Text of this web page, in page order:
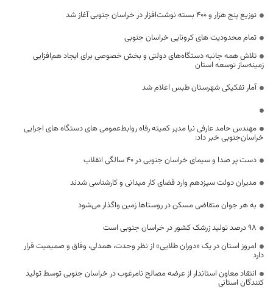
توزیع پنج هزار و ۴۰۰ بسته نوشت‌افزار در خراسان جنوبی آغاز شد
تمام محدودیت های کرونایی خراسان جنوبی
تلاش همه جانبه دستگاه‌های دولتی و بخش خصوصی برای ایجاد هم‌افزایی
زمینه‌ساز توسعه‌ استان
آمار تفکیکی شهرستان طبس اعلام شد
مهندس حامد عارفی نیا مدیر کمیته رفاه روابط‌عمومی های دستگاه های اجرایی
خراسان‌جنوبی خبر داد:
دست پر صدا و سیمای خراسان جنوبی در 40 سالگی انقلاب
مدیران دولت سیزدهم وارد فضای کار میدانی و کارشناسی شدند
به هر جوان متقاضی مسکن در روستاها زمین واگذار می‌شود
۹۸ درصد تولید زرشک کشور در خراسان جنوبی است
امروز استان در یک «دوران طلایی» از نظر وحدت، همدلی، وفاق و صمیمیت قرار
دارد
انتقاد معاون استاندار از عرضه مصالح نامرغوب در خراسان جنوبی توسط تولید
کنندگان استانی